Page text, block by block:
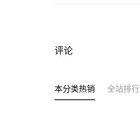
评论
本分类热销 全站排行